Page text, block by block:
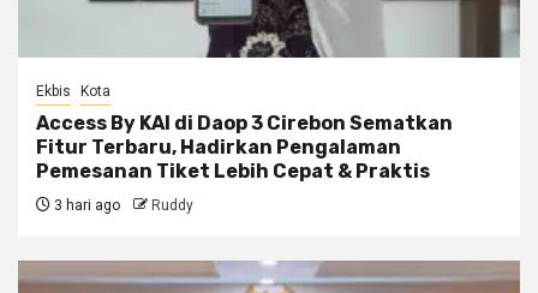
Ekbis Kota
Access By KAI di Daop 3 Cirebon Sematkan
Fitur Terbaru, Hadirkan Pengalaman
Pemesanan Tiket Lebih Cepat & Praktis
3 hari ago Ruddy